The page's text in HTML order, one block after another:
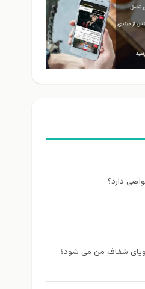
دارد؟
شفاف من می شود؟